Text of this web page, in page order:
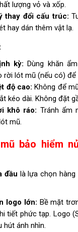
lượng vỏ và xốp.
thay đổi cấu trúc:
hay dán thêm vật lạ.
kỳ: Dùng khăn
rời lót mũ (nếu có) để
độ cao: Không để
kéo dài. Không đặt
khô ráo: Tránh ẩm
mũ.
bảo hiểm
đầu là lựa chọn
logo lớn: Bề mặt
tiết phức tạp. Logo
hút ánh nhìn.